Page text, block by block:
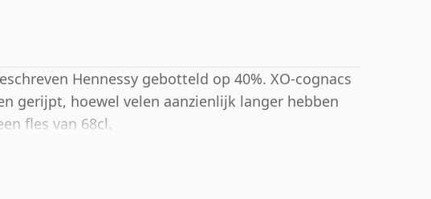
Hennessy gebotteld op 40%. XO-cognacs
gerijpt, hoewel velen aanzienlijk langer hebben
fles van 68cl.